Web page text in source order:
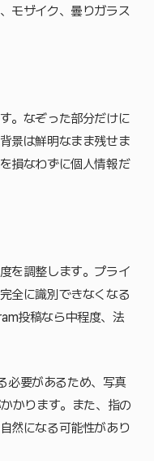
モザイク、曇りガラス
。なぞった部分だけに
景は鮮明なまま残せま
損なわずに個人情報だ
を調整します。プライ
全に識別できなくなる
投稿なら中程度、法
必要があるため、写真
かります。また、指の
然になる可能性があり